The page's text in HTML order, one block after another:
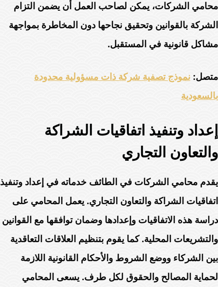
محامي الشركات، يمكن لصاحب العمل أن يضمن التزام
الشركة بالقوانين وتحقيق نجاحها دون المخاطرة بمواجهة
مشاكل قانونية في المستقبل.
متصل: نموذج تصفية شركة ذات مسؤولية محدودة
بالسعودية
إعداد وتنفيذ اتفاقيات الشراكة
والتعاون التجاري
يقدم محامي الشركات في الطائف خدماته في إعداد وتنفيذ
اتفاقيات الشراكة والتعاون التجاري. يعمل المحامي على
دراسة هذه الاتفاقيات وإعدادها وضمان توافقها مع القوانين
والتشريعات المحلية. كما يقوم بتنظيم العلاقات التعاقدية
بين الشركاء ووضع الشروط والأحكام القانونية اللازمة
لحماية المصالح والحقوق لكل طرف. يسعى المحامي